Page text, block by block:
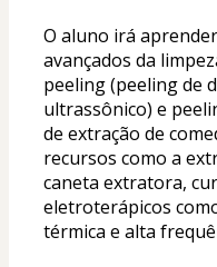
O aluno irá
avançados da
peeling (peeling de
ultrassônico) e
de extração de
recursos como a
caneta extratora,
eletroterápicos
térmica e alta